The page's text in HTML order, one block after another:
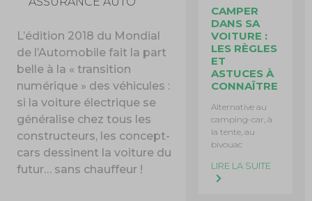
L’édition 2018 du Mondial
de l’Automobile fait la part
belle à la « transition
numérique » des véhicules :
si la voiture électrique se
généralise chez tous les
constructeurs, les concept-
cars dessinent la voiture du
futur… sans chauffeur !
CAMPER
DANS SA
VOITURE :
LES RÈGLES
ET
ASTUCES À
CONNAÎTRE
Alternative au
camping-car, à
la tente, au
bivouac
LIRE LA SUITE